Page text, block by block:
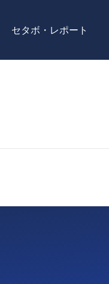
セタボ・レポート